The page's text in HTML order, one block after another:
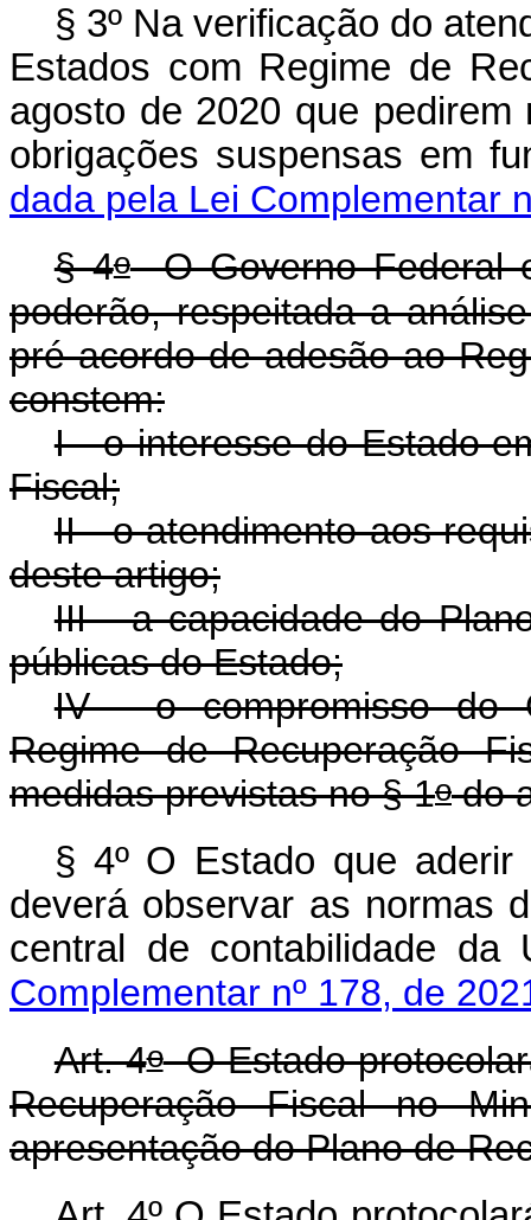
§ 3º Na verificação do
Estados com Regime de
agosto de 2020 que
obrigações suspensas em
dada pela Lei Complementar
§ 4oO Governo Federal
poderão, respeitada a
pré-acordo de adesão ao
constem:
I - o interesse do Estado
Fiscal;
II - o atendimento aos
deste artigo;
III - a capacidade do
públicas do Estado;
IV - o compromisso do
Regime de Recuperação
medidas previstas no § 1odo
§ 4º O Estado que
deverá observar as normas
central de contabilidade
Complementar nº 178, de
Art. 4oO Estado
Recuperação Fiscal no
apresentação do Plano de